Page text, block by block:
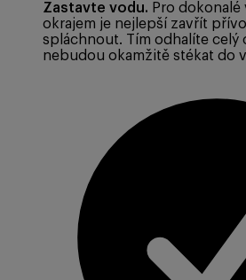
Zastavte vodu. Pro
okrajem je nejlepší zavřít
spláchnout. Tím odhalíte celý
nebudou okamžitě stékat do